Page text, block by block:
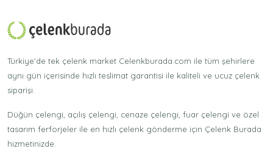
Türkiye'de tek çelenk market Celenkburada.com ile tüm şehirlere
aynı gün içerisinde hızlı teslimat garantisi ile kaliteli ve ucuz çelenk
siparişi.
Düğün çelengi, açılış çelengi, cenaze çelengi, fuar çelengi ve özel
tasarım ferforjeler ile en hızlı çelenk gönderme için Çelenk Burada
hizmetinizde.